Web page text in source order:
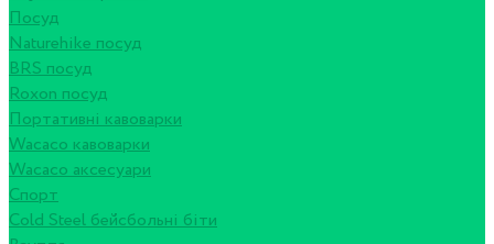
Посуд
Naturehike посуд
BRS посуд
Roxon посуд
Портативні кавоварки
Wacaco кавоварки
Wacaco аксесуари
Спорт
Cold Steel бейсбольні біти